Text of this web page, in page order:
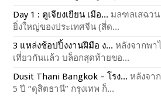
Day 1 : ตูเจียงเยียน เมือ... มลฑลเสฉว
ยิ่งใหญ่ของประเทศจีน (สี่ด...
3 แหล่งช้อปปิ้งงานฝีมือ ง... หลังจากพา
เที่ยวกันแล้ว บล็อกสุดท้ายขอ...
Dusit Thani Bangkok – โรง... หลังจา
5 ปี “ดุสิตธานี” กรุงเทพ ก็...